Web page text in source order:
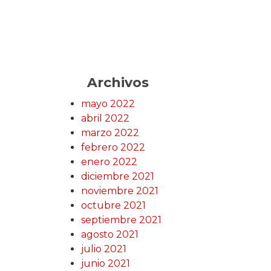
Archivos
mayo 2022
abril 2022
marzo 2022
febrero 2022
enero 2022
diciembre 2021
noviembre 2021
octubre 2021
septiembre 2021
agosto 2021
julio 2021
junio 2021